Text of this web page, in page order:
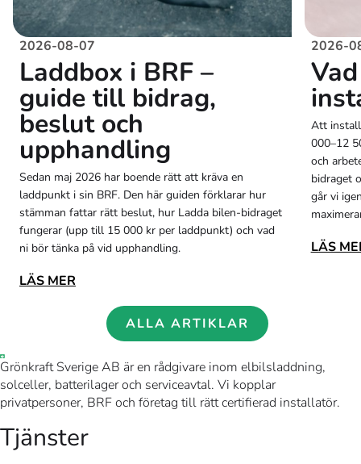
2026-08-07
Laddbox i BRF –
guide till bidrag,
beslut och
upphandling
Sedan maj 2026 har boende rätt att kräva en
laddpunkt i sin BRF. Den här guiden förklarar hur
stämman fattar rätt beslut, hur Ladda bilen-bidraget
fungerar (upp till 15 000 kr per laddpunkt) och vad
ni bör tänka på vid upphandling.
LÄS MER
2026-
Att
000–12
och
bidraget
går vi
LÄS
ALLA ARTIKLAR
Grönkraft Sverige AB är en rådgivare inom elbilsladdning,
solceller, batterilager och serviceavtal. Vi kopplar
privatpersoner, BRF och företag till rätt certifierad installatör.
Tjänster